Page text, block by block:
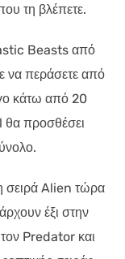
τη βλέπετε.
Beasts από
να περάσετε από
κάτω από 20
προσθέσει
σειρά Alien τώρα
έξι στην
Predator και